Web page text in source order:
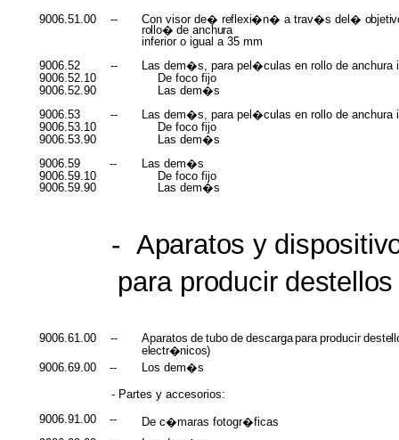
9006.51.00 -- Con visor de� reflexi�n� a trav�s del�
rollo�deanchura
inferior o igual a 35 mm
9006.52
--
Las dem�s, para pel�culas en rollo de anchura
9006.52.10
De foco fijo
9006.52.90
Las dem�s
9006.53
--
Las dem�s, para pel�culas en rollo de anchura
9006.53.10
De foco fijo
9006.53.90
Las dem�s
9006.59
--
Las dem�s
9006.59.10
De foco fijo
9006.59.90
Las dem�s
- Aparatos y
para producir destellos
9006.61.00 -- Aparatos de tubo de descarga para producir
electr�nicos)
9006.69.00
-- Los dem�s
- Partes y accesorios:
9006.91.00 --
De c�maras fotogr�ficas